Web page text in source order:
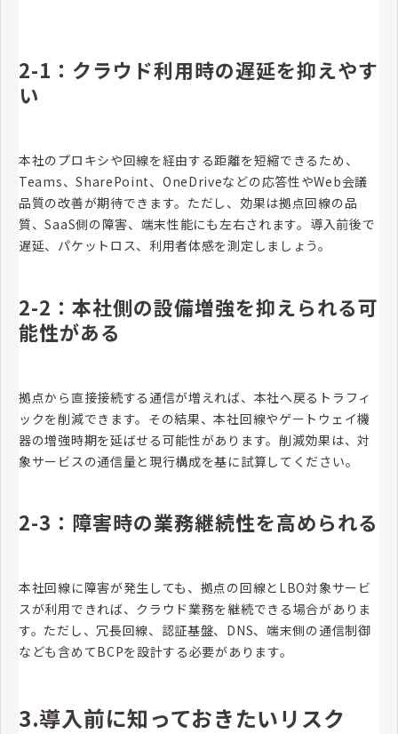
2-1：クラウド利用時の遅延を抑えやす
い
本社のプロキシや回線を経由する距離を短縮できるため、
Teams、SharePoint、OneDriveなどの応答性やWeb会議
品質の改善が期待できます。ただし、効果は拠点回線の品
質、SaaS側の障害、端末性能にも左右されます。導入前後で
遅延、パケットロス、利用者体感を測定しましょう。
2-2：本社側の設備増強を抑えられる可
能性がある
拠点から直接接続する通信が増えれば、本社へ戻るトラフィ
ックを削減できます。その結果、本社回線やゲートウェイ機
器の増強時期を延ばせる可能性があります。削減効果は、対
象サービスの通信量と現行構成を基に試算してください。
2-3：障害時の業務継続性を高められる
本社回線に障害が発生しても、拠点の回線とLBO対象サービ
スが利用できれば、クラウド業務を継続できる場合がありま
す。ただし、冗長回線、認証基盤、DNS、端末側の通信制御
なども含めてBCPを設計する必要があります。
3.導入前に知っておきたいリスク